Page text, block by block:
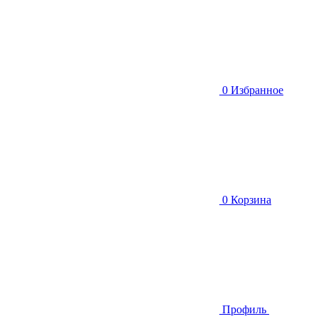
0 Избранное
0 Корзина
Профиль